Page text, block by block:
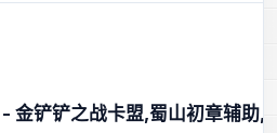
金铲铲之战卡盟,蜀山初章辅助,